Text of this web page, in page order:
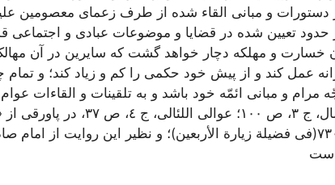
دستورات و مبانی القاء شده از طرف زعمای معصومین
حدود تعیین شده در قضایا و موضوعات عبادی و اجتماعی
خسارت و مهلکه دچار خواهد گشت که سایرین در آن
عمل کند و از پیش خود حکمی را کم و زیاد کند؛ و
و مبانی ائمّه خود باشد و به تلقینات و القاءات عوام
إقبال الأعمال، ج ٣، ص ١٠٠؛ عوالی
ثالث، ص ٧٣٠(فی فضیلة زیارة الأربعین)؛ و نظیر این روایت از امام